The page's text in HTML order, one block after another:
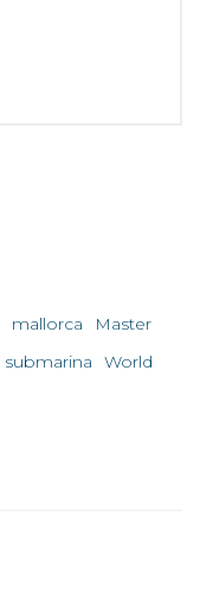
mallorca
Master
submarina World